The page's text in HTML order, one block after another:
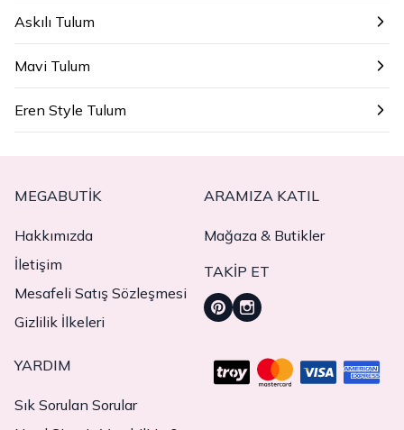
Askılı Tulum
Mavi Tulum
Eren Style Tulum
MEGABUTIK
Hakkımızda
İletişim
Mesafeli Satış Sözleşmesi
Gizlilik İlkeleri
ARAMIZA KATIL
Mağaza & Butikler
TAKIP ET
YARDIM
Sık Sorulan Sorular